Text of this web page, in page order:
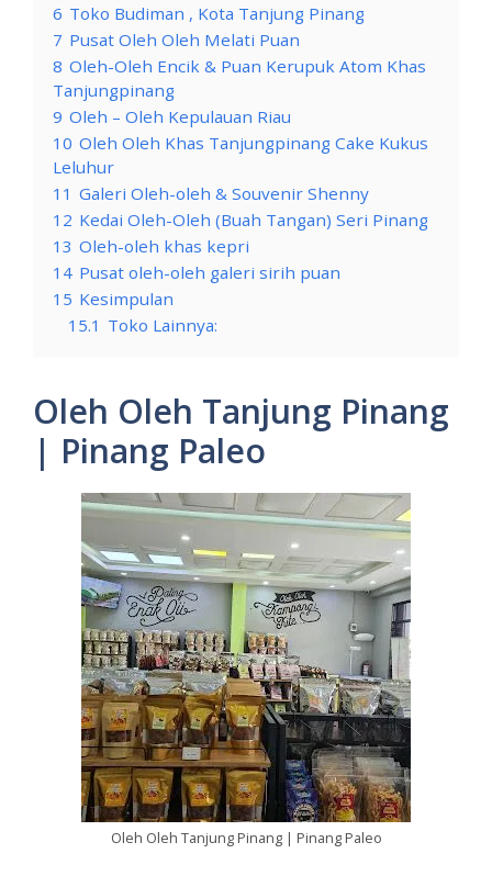
6 Toko Budiman , Kota Tanjung Pinang
7 Pusat Oleh Oleh Melati Puan
8 Oleh-Oleh Encik & Puan Kerupuk Atom Khas
Tanjungpinang
9 Oleh – Oleh Kepulauan Riau
10 Oleh Oleh Khas Tanjungpinang Cake Kukus
Leluhur
11 Galeri Oleh-oleh & Souvenir Shenny
12 Kedai Oleh-Oleh (Buah Tangan) Seri Pinang
13 Oleh-oleh khas kepri
14 Pusat oleh-oleh galeri sirih puan
15 Kesimpulan
15.1 Toko Lainnya:
Oleh Oleh Tanjung Pinang
| Pinang Paleo
Oleh Oleh Tanjung Pinang | Pinang Paleo